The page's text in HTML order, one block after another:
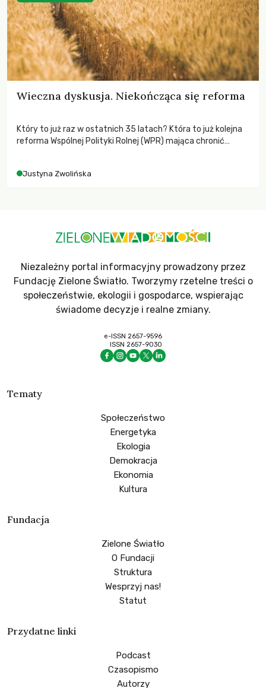
Wieczna dyskusja. Niekończąca się reforma
Który to już raz w ostatnich 35 latach? Która to już kolejna
reforma Wspólnej Polityki Rolnej (WPR) mająca chronić
Justyna Zwolińska
Niezależny portal informacyjny prowadzony przez
Fundację Zielone Światło. Tworzymy rzetelne treści o
społeczeństwie, ekologii i gospodarce, wspierając
świadome decyzje i realne zmiany.
e-ISSN 2657-9596
ISSN 2657-9030
Tematy
Społeczeństwo
Energetyka
Ekologia
Demokracja
Ekonomia
Kultura
Fundacja
Zielone Światło
O Fundacji
Struktura
Wesprzyj nas!
Statut
Przydatne linki
Podcast
Czasopismo
Autorzy